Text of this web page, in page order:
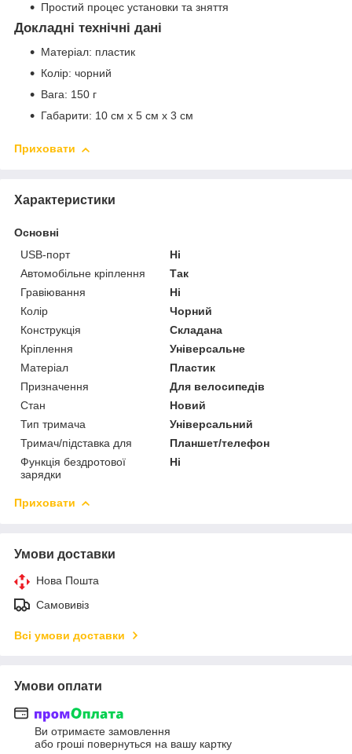
Простий процес установки та зняття
Докладні технічні дані
Матеріал: пластик
Колір: чорний
Вага: 150 г
Габарити: 10 см x 5 см x 3 см
Приховати
Характеристики
Основні
USB-порт
Ні
Автомобільне кріплення
Так
Гравіювання
Ні
Колір
Чорний
Конструкція
Складана
Кріплення
Універсальне
Матеріал
Пластик
Призначення
Для велосипедів
Стан
Новий
Тип тримача
Універсальний
Тримач/підставка для
Планшет/телефон
Функція бездротової
зарядки
Ні
Приховати
Умови доставки
Нова Пошта
Самовивіз
Всі умови доставки
Умови оплати
Ви отримаєте замовлення
або гроші повернуться на вашу картку